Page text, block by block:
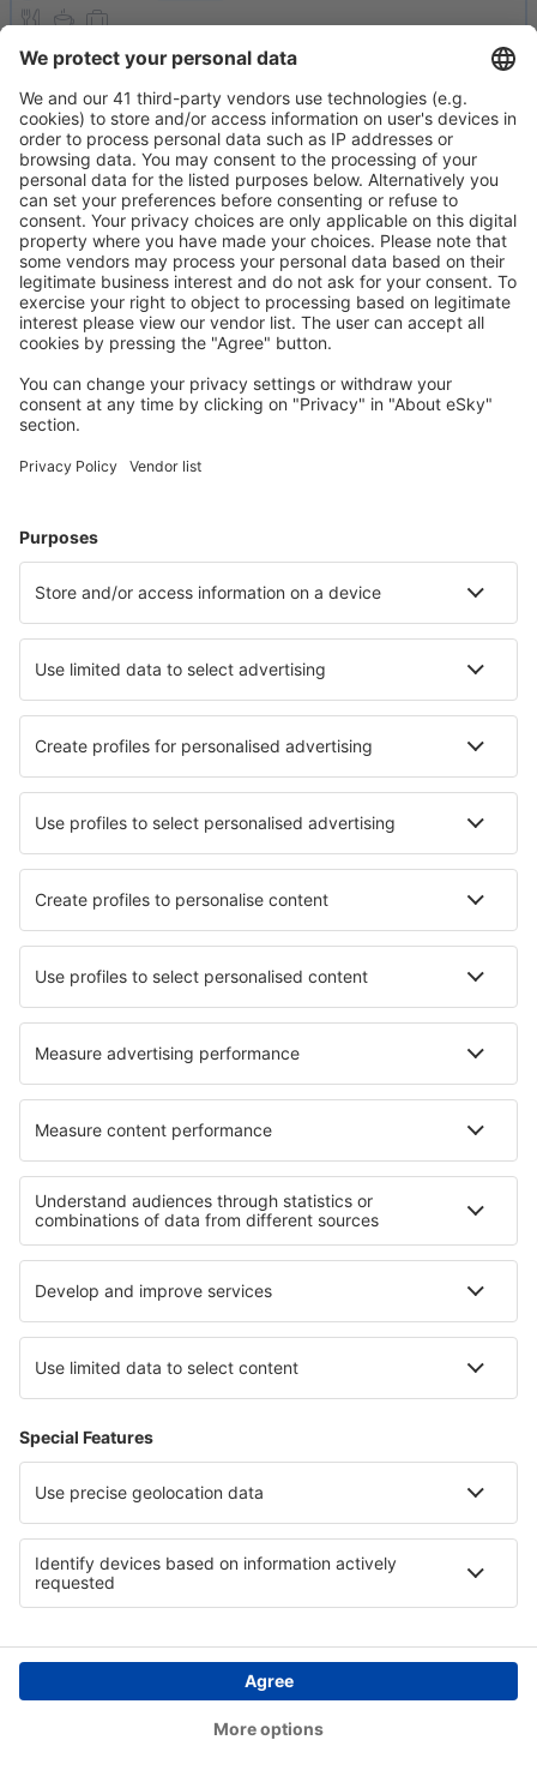
Návrat
19 říj (pon) MAN - KRK Přímý let
19:15 22:45 2h 30min
Cena letenky s letištními poplatky (bez servisního poplatku: 746 CZKza
cestujícího)
Rezervační podmínky
Cena za osobu tam a zpět:
5262CZK
16 říj (pát)
06:00 09:50 detaily
19 říj (pon) MAN - KRK 1 přestup
17:55 23:30 4h 35min detaily
cestujícího)
Cena za osobu tam a zpět:
5282CZK
1 Prohlédněte si akce
Odlet
Návrat
19 říj (pon) MAN - KRK
11:10 23:30 11h 20min detaily
Cena letenky s letištními poplatky (bez servisního poplatku:
cestujícího)
5317 CZK
1 Prohlédněte si akce
Odlet
2h 40min